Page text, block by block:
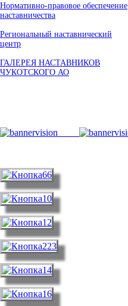
Нормативно-правовое обеспечение
наставничества
Региональный наставнический
центр
ГАЛЕРЕЯ НАСТАВНИКОВ
ЧУКОТСКОГО АО